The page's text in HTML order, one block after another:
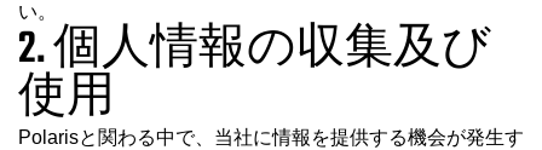
い。
2. 個人情報の収集及び
使用
Polarisと関わる中で、当社に情報を提供する機会が発生す